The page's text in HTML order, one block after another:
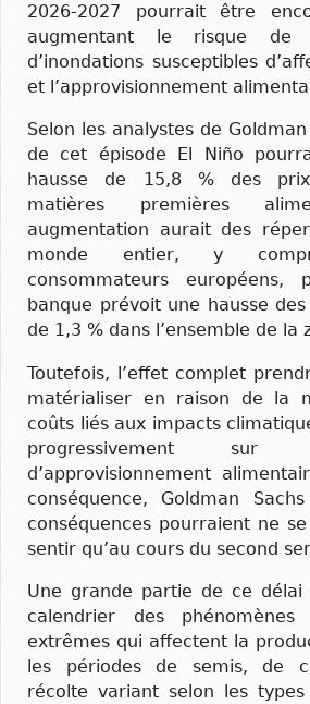
2026-2027 pourrait être
augmentant le risque de
d’inondations susceptibles
et l’approvisionnement
Selon les analystes de
de cet épisode El Niño
hausse de 15,8 % des
matières premières
augmentation aurait des
monde entier, y
consommateurs européens,
banque prévoit une hausse
de 1,3 % dans l’ensemble de la
Toutefois, l’effet complet
matérialiser en raison de la
coûts liés aux impacts
progressivement sur
d’approvisionnement
conséquence, Goldman
conséquences pourraient ne
sentir qu’au cours du second
Une grande partie de ce délai
calendrier des phénomènes
extrêmes qui affectent la
les périodes de semis, de
récolte variant selon les